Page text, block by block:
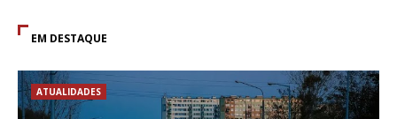
EM DESTAQUE
ATUALIDADES